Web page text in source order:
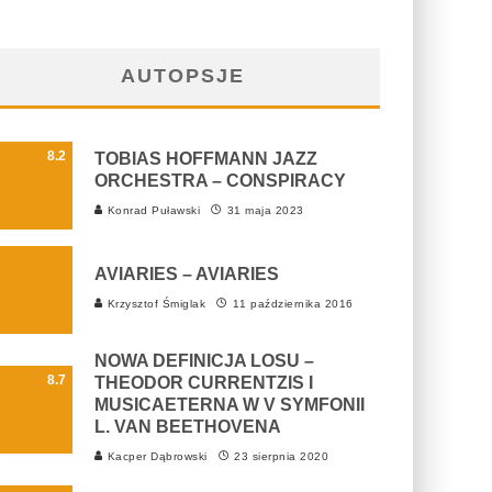
AUTOPSJE
8.2
TOBIAS HOFFMANN JAZZ
ORCHESTRA – CONSPIRACY
Konrad Puławski 31 maja 2023
AVIARIES – AVIARIES
Krzysztof Śmiglak 11 października 2016
8.7
NOWA DEFINICJA LOSU –
THEODOR CURRENTZIS I
MUSICAETERNA W V SYMFONII
L. VAN BEETHOVENA
Kacper Dąbrowski 23 sierpnia 2020